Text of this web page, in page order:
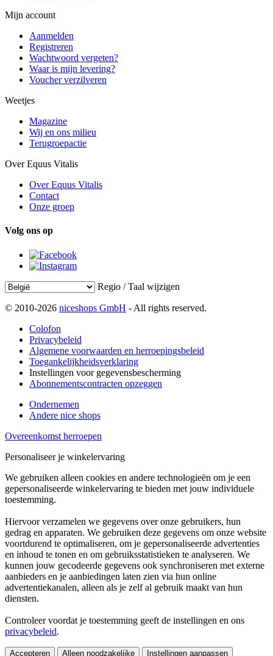
Mijn account
Aanmelden
Registreren
Wachtwoord vergeten?
Waar is mijn levering?
Voucher verzilveren
Weetjes
Magazine
Wij en ons milieu
Terugroepactie
Over Equus Vitalis
Over Equus Vitalis
Contact
Onze groep
Volg ons op
Regio / Taal wijzigen
© 2010-2026 niceshops GmbH - All rights reserved.
Colofon
Privacybeleid
Algemene voorwaarden en herroepingsbeleid
Toegankelijkheidsverklaring
Instellingen voor gegevensbescherming
Abonnementscontracten opzeggen
Ondernemen
Andere nice shops
Overeenkomst herroepen
Personaliseer je winkelervaring
We gebruiken alleen cookies en andere technologieën om je een
gepersonaliseerde winkelervaring te bieden met jouw individuele
toestemming.
Hiervoor verzamelen we gegevens over onze gebruikers, hun
gedrag en apparaten. We gebruiken deze gegevens om onze website
voortdurend te optimaliseren, om je gepersonaliseerde advertenties
en inhoud te tonen en om gebruiksstatistieken te analyseren. We
kunnen jouw gecodeerde gegevens ook synchroniseren met externe
aanbieders en je aanbiedingen laten zien via hun online
advertentiekanalen, alleen als je zelf al gebruik maakt van hun
diensten.
Controleer voordat je toestemming geeft de instellingen en ons
privacybeleid.
Accepteren Alleen noodzakelijke Instellingen aanpassen